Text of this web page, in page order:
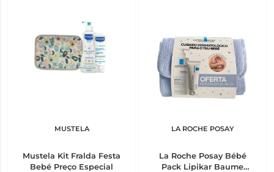
MUSTELA
Mustela Kit Fralda Festa
Bebé Preço Especial
LA ROCHE POSAY
La Roche Posay Bébé
Pack Lipikar Baume